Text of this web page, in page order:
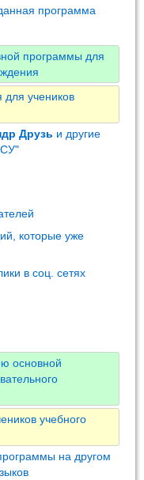
программа
программы для
учеников
Друзь и другие
которые уже
в соц. сетях
основной
учебного
на другом